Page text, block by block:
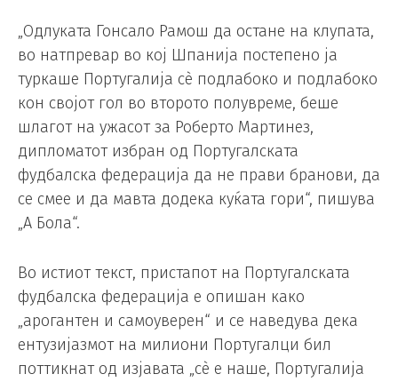
„Одлуката Гонсало Рамош да остане на клупата,
во натпревар во кој Шпанија постепено ја
туркаше Португалија сè подлабоко и подлабоко
кон својот гол во второто полувреме, беше
шлагот на ужасот за Роберто Мартинез,
дипломатот избран од Португалската
фудбалска федерација да не прави бранови, да
се смее и да мавта додека куќата гори“, пишува
„А Бола“.
Во истиот текст, пристапот на Португалската
фудбалска федерација е опишан како
„арогантен и самоуверен“ и се наведува дека
ентузијазмот на милиони Португалци бил
поттикнат од изјавата „сè е наше, Португалија